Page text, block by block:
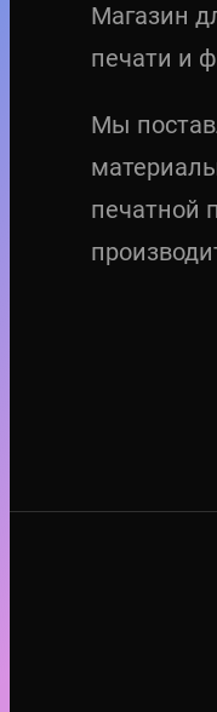
Магазин
печати и
Мы
печатной